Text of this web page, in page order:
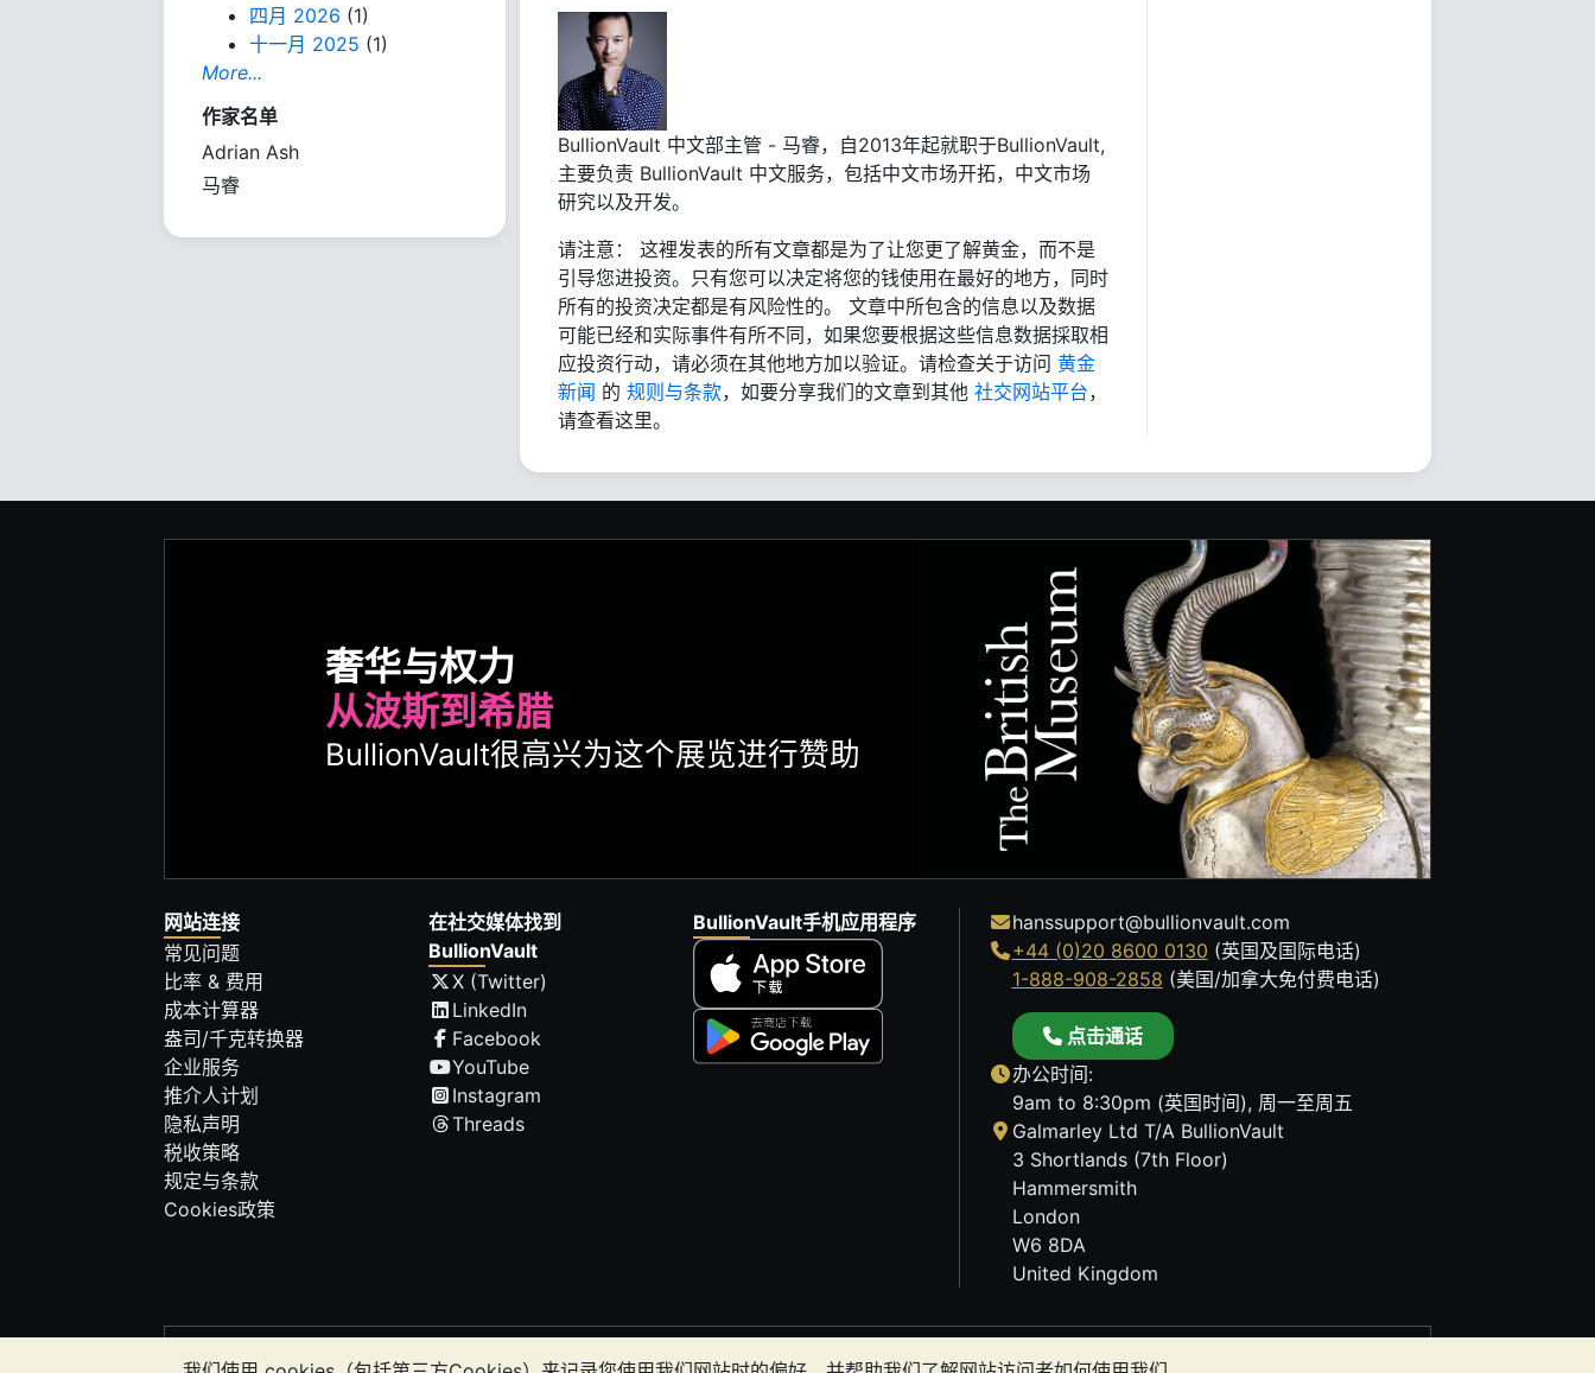
四月 2026 (1)
十一月 2025 (1)
More...
作家名单
Adrian Ash
马睿
BullionVault 中文部主管 - 马睿，自2013年起就职于BullionVault,
主要负责 BullionVault 中文服务，包括中文市场开拓，中文市场
研究以及开发。
请注意： 这裡发表的所有文章都是为了让您更了解黄金，而不是
引导您进投资。只有您可以决定将您的钱使用在最好的地方，同时
所有的投资决定都是有风险性的。 文章中所包含的信息以及数据
可能已经和实际事件有所不同，如果您要根据这些信息数据採取相
应投资行动，请必须在其他地方加以验证。请检查关于访问 黄金
新闻 的 规则与条款，如要分享我们的文章到其他 社交网站平台，
请查看这里。
奢华与权力
从波斯到希腊
BullionVault很高兴为这个展览进行赞助
网站连接
常见问题
比率 & 费用
成本计算器
盎司/千克转换器
企业服务
推介人计划
隐私声明
税收策略
规定与条款
Cookies政策
在社交媒体找到
BullionVault
X (Twitter)
LinkedIn
Facebook
YouTube
Instagram
Threads
BullionVault手机应用程序
hanssupport@bullionvault.com
+44 (0)20 8600 0130 (英国及国际电话)
1-888-908-2858 (美国/加拿大免付费电话)
点击通话
办公时间:
9am to 8:30pm (英国时间), 周一至周五
Galmarley Ltd T/A BullionVault
3 Shortlands (7th Floor)
Hammersmith
London
W6 8DA
United Kingdom